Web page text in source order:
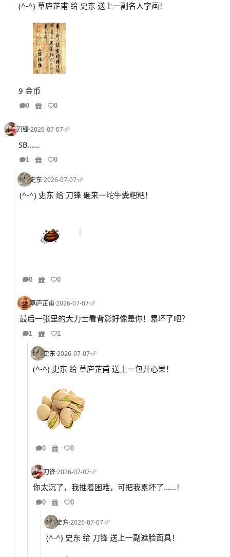
(^-^) 草庐芷甫 给 史东 送上一副名人字画！
9 金币
0 0
刀锋·2026-07-07·
SB……
1 0
史东·2026-07-07·
(^-^) 史东 给 刀锋 砸来一坨牛粪粑粑！
0 0
草庐芷甫·2026-07-07·
最后一张里的大力士看背影好像是你！累坏了吧？
1 1
史东·2026-07-07·
(^-^) 史东 给 草庐芷甫 送上一包开心果！
0 0
刀锋·2026-07-07·
你太沉了，我推着困难，可把我累坏了……！
0 0
史东·2026-07-07·
(^-^) 史东 给 刀锋 送上一副遮脸面具！